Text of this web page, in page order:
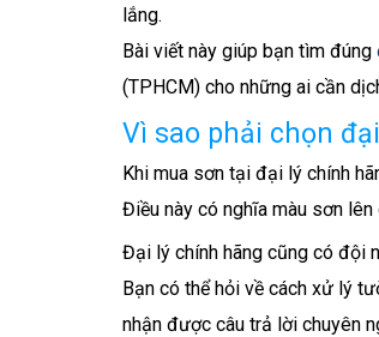
Các dòng sơn Jotun
Lưu ý khi chọn sơn
Câu hỏi thường gặp khi
lắng.
Bài viết này giúp bạn tìm đúng
(TPHCM) cho những ai cần
Vì sao phải chọn
Khi mua sơn tại đại lý chính
Điều này có nghĩa màu sơn
Đại lý chính hãng cũng có đội
Bạn có thể hỏi về cách xử lý
nhận được câu trả lời chuyên